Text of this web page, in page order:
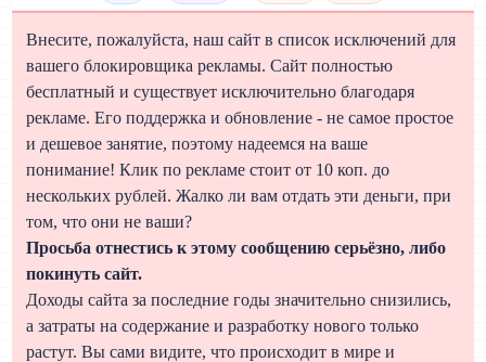
Внесите, пожалуйста, наш сайт в список исключений для
вашего блокировщика рекламы. Сайт полностью
бесплатный и существует исключительно благодаря
рекламе. Его поддержка и обновление - не самое простое
и дешевое занятие, поэтому надеемся на ваше
понимание! Клик по рекламе стоит от 10 коп. до
нескольких рублей. Жалко ли вам отдать эти деньги, при
том, что они не ваши?
Просьба отнестись к этому сообщению серьёзно, либо
покинуть сайт.
Доходы сайта за последние годы значительно снизились,
а затраты на содержание и разработку нового только
растут. Вы сами видите, что происходит в мире и